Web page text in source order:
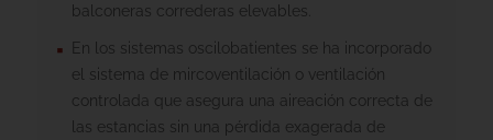
balconeras correderas elevables.
En los sistemas oscilobatientes se ha incorporado
el sistema de mircoventilación o ventilación
controlada que asegura una aireación correcta de
las estancias sin una pérdida exagerada de